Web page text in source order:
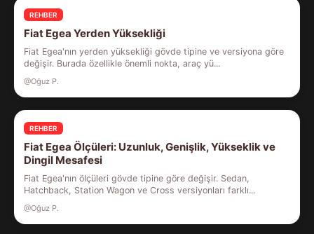
REHBER
Fiat Egea Yerden Yüksekliği
Fiat Egea'nın yerden yüksekliği gövde tipine ve versiyona göre
değişir. Burada özellikle önemli nokta, araç yü...
@Oğuz P.
REHBER
Fiat Egea Ölçüleri: Uzunluk, Genişlik, Yükseklik ve
Dingil Mesafesi
Fiat Egea'nın ölçüleri gövde tipine göre değişir. Sedan,
Hatchback, Station Wagon ve Cross versiyonları farklı...
@Oğuz P.